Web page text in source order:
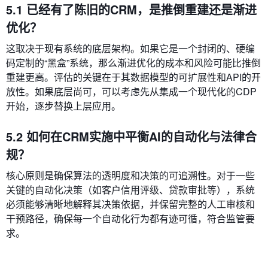
5.1 已经有了陈旧的CRM，是推倒重建还是渐进
优化？
这取决于现有系统的底层架构。如果它是一个封闭的、硬编
码定制的“黑盒”系统，那么渐进优化的成本和风险可能比推倒
重建更高。评估的关键在于其数据模型的可扩展性和API的开
放性。如果底层尚可，可以考虑先从集成一个现代化的CDP
开始，逐步替换上层应用。
5.2 如何在CRM实施中平衡AI的自动化与法律合
规？
核心原则是确保算法的透明度和决策的可追溯性。对于一些
关键的自动化决策（如客户信用评级、贷款审批等），系统
必须能够清晰地解释其决策依据，并保留完整的人工审核和
干预路径，确保每一个自动化行为都有迹可循，符合监管要
求。